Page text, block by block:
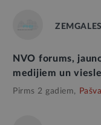
NVO forums,
medijiem un
Pirms 2 gadiem,